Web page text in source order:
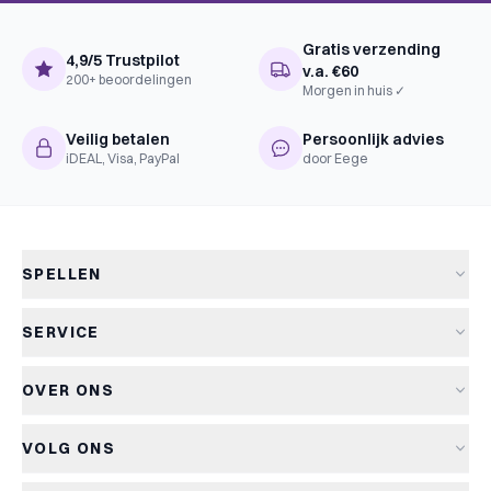
4,9/5 Trustpilot
200+ beoordelingen
Gratis verzending
v.a. €60
Morgen in huis ✓
Veilig betalen
iDEAL, Visa, PayPal
Persoonlijk advies
door Eege
SPELLEN
Nieuwe spellen
SERVICE
Retourneren
OVER ONS
Het Kapiteinsspel
VOLG ONS